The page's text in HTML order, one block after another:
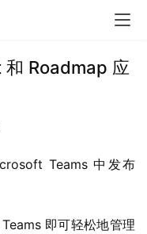
Roadmap 应
即可轻松地管理